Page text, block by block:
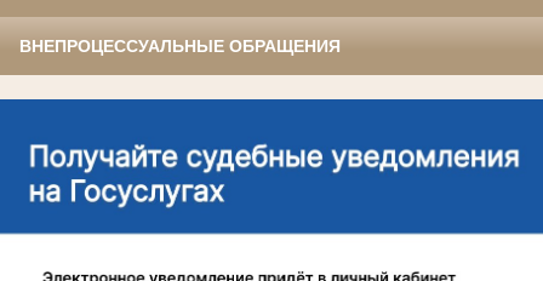
ВНЕПРОЦЕССУАЛЬНЫЕ ОБРАЩЕНИЯ